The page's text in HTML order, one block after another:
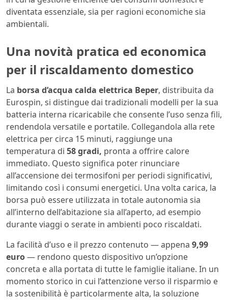
diventata essenziale, sia per ragioni economiche sia
ambientali.
Una novità pratica ed economica
per il riscaldamento domestico
La borsa d’acqua calda elettrica Beper, distribuita da
Eurospin, si distingue dai tradizionali modelli per la sua
batteria interna ricaricabile che consente l’uso senza fili,
rendendola versatile e portatile. Collegandola alla rete
elettrica per circa 15 minuti, raggiunge una
temperatura di 58 gradi, pronta a offrire calore
immediato. Questo significa poter rinunciare
all’accensione dei termosifoni per periodi significativi,
limitando così i consumi energetici. Una volta carica, la
borsa può essere utilizzata in totale autonomia sia
all’interno dell’abitazione sia all’aperto, ad esempio
durante viaggi o serate in ambienti poco riscaldati.
La facilità d’uso e il prezzo contenuto — appena 9,99
euro— rendono questo dispositivo un’opzione
concreta e alla portata di tutte le famiglie italiane. In un
momento storico in cui l’attenzione verso il risparmio e
la sostenibilità è particolarmente alta, la soluzione